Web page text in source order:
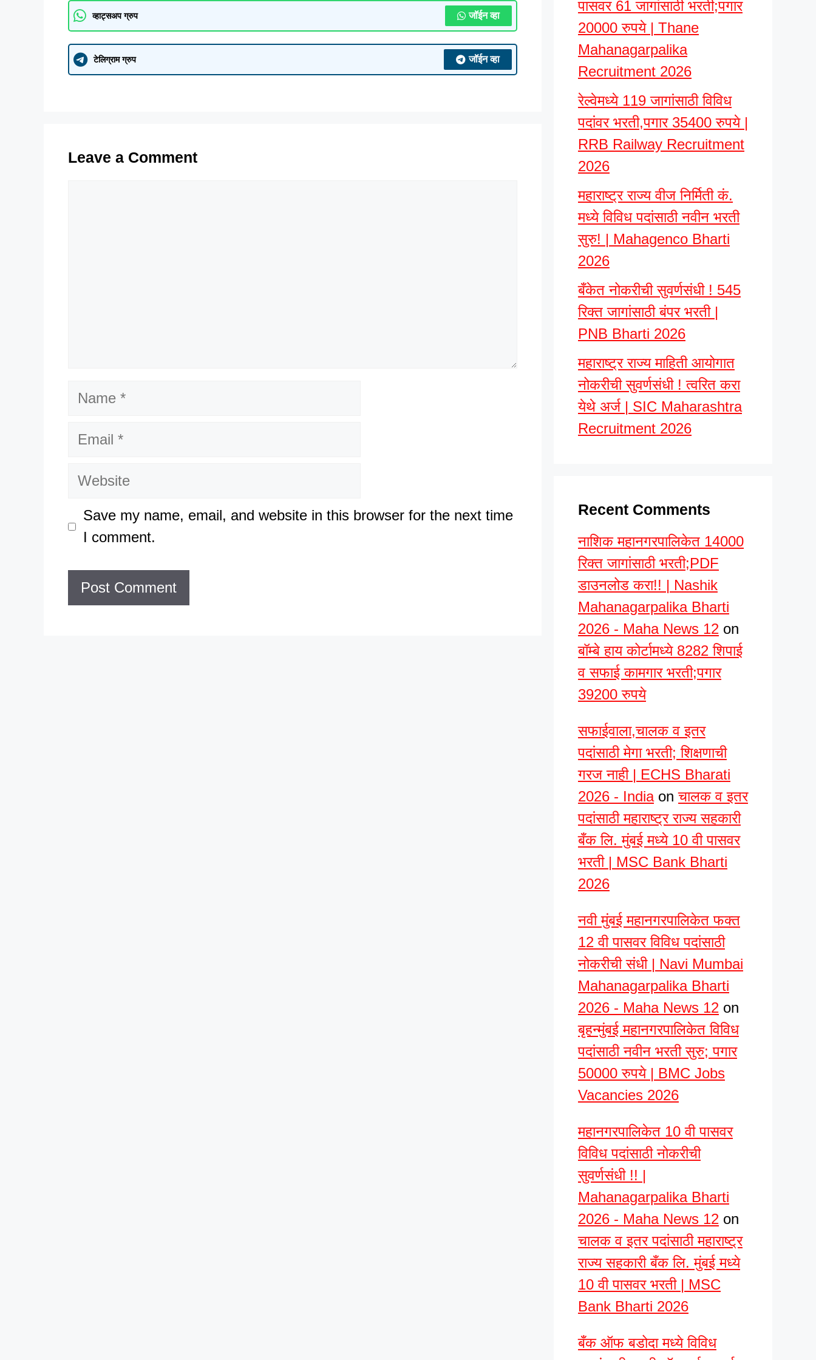
व्हाट्सअप ग्रुप जॉईन व्हा
टेलिग्राम ग्रुप जॉईन व्हा
Leave a Comment
Name
Email
Website
Save my name, email, and website in this browser for the next time
I comment.
पासवर 61 जागांसाठी भरती;पगार
20000 रुपये | Thane
Mahanagarpalika
Recruitment 2026
रेल्वेमध्ये 119 जागांसाठी विविध
पदांवर भरती,पगार 35400 रुपये |
RRB Railway Recruitment
2026
महाराष्ट्र राज्य वीज निर्मिती कं.
मध्ये विविध पदांसाठी नवीन भरती
सुरु! | Mahagenco Bharti
2026
बँकेत नोकरीची सुवर्णसंधी ! 545
रिक्त जागांसाठी बंपर भरती |
PNB Bharti 2026
महाराष्ट्र राज्य माहिती आयोगात
नोकरीची सुवर्णसंधी ! त्वरित करा
येथे अर्ज | SIC Maharashtra
Recruitment 2026
Recent Comments
नाशिक महानगरपालिकेत 14000
रिक्त जागांसाठी भरती;PDF
डाउनलोड करा!! | Nashik
Mahanagarpalika Bharti
2026 - Maha News 12 on
बॉम्बे हाय कोर्टामध्ये 8282 शिपाई
व सफाई कामगार भरती;पगार
39200 रुपये
सफाईवाला,चालक व इतर
पदांसाठी मेगा भरती; शिक्षणाची
गरज नाही | ECHS Bharati
2026 - Indiaonचालक व इतर
पदांसाठी महाराष्ट्र राज्य सहकारी
बँक लि. मुंबई मध्ये 10 वी पासवर
भरती | MSC Bank Bharti
2026
नवी मुंबई महानगरपालिकेत फक्त
12 वी पासवर विविध पदांसाठी
नोकरीची संधी | Navi Mumbai
Mahanagarpalika Bharti
2026 - Maha News 12 on
बृहन्मुंबई महानगरपालिकेत विविध
पदांसाठी नवीन भरती सुरु; पगार
50000 रुपये | BMC Jobs
Vacancies 2026
महानगरपालिकेत 10 वी पासवर
विविध पदांसाठी नोकरीची
सुवर्णसंधी !! |
Mahanagarpalika Bharti
2026 - Maha News 12 on
चालक व इतर पदांसाठी महाराष्ट्र
राज्य सहकारी बँक लि. मुंबई मध्ये
10 वी पासवर भरती | MSC
Bank Bharti 2026
बँक ऑफ बडोदा मध्ये विविध